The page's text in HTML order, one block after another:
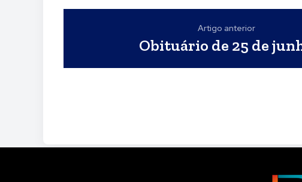
Artigo anterior
Obituário de 25 de